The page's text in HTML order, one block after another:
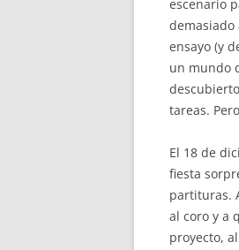
escenario
demasiado
ensayo (y
un mundo
tareas.
El 18 de
fiesta
partituras.
al coro y a
proyecto,